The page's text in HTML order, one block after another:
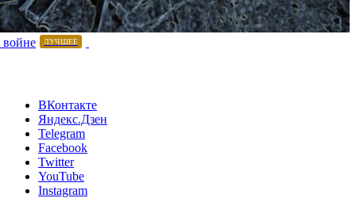
ЛУЧШЕЕ
ВКонтакте
Яндекс.Дзен
Telegram
Facebook
Twitter
YouTube
Instagram